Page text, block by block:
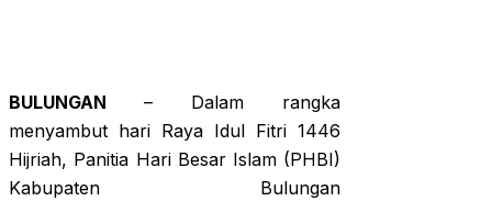
BULUNGAN– Dalam rangka
menyambut hari Raya Idul Fitri 1446
Hijriah, Panitia Hari Besar Islam (PHBI)
Kabupaten Bulungan